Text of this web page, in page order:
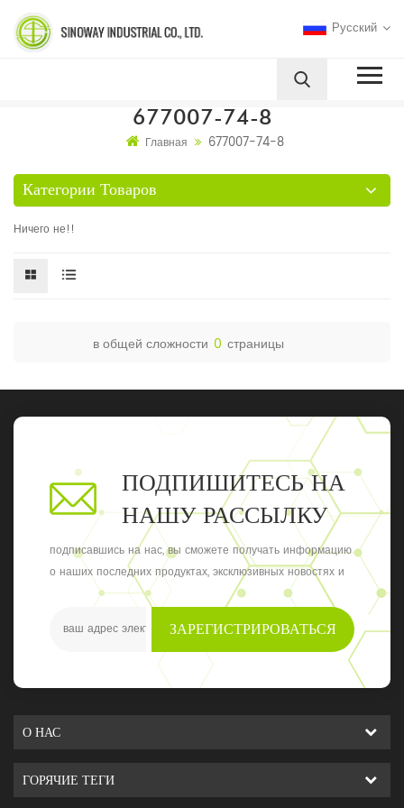
Русский
677007-74-8
Главная 677007-74-8
Категории Товаров
Ничего не!!
в общей сложности 0 страницы
ПОДПИШИТЕСЬ НА
НАШУ РАССЫЛКУ
подписавшись на нас, вы сможете получать информацию
о наших последних продуктах, эксклюзивных новостях и
обновлениях, последние местные события
ЗАРЕГИСТРИРОВАТЬСЯ
О НАС
ГОРЯЧИЕ ТЕГИ